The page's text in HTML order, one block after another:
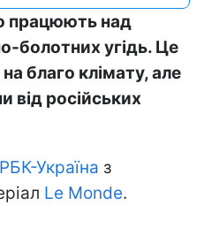
працюють над
болотних угідь. Це
благо клімату, але
від російських
РБК-Україна з
Le Monde.